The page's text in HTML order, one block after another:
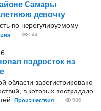
Самары
девочку
по нерегулируемому
544
подросток на
области зарегистрировано
в которых пострадало
Происшествия 586